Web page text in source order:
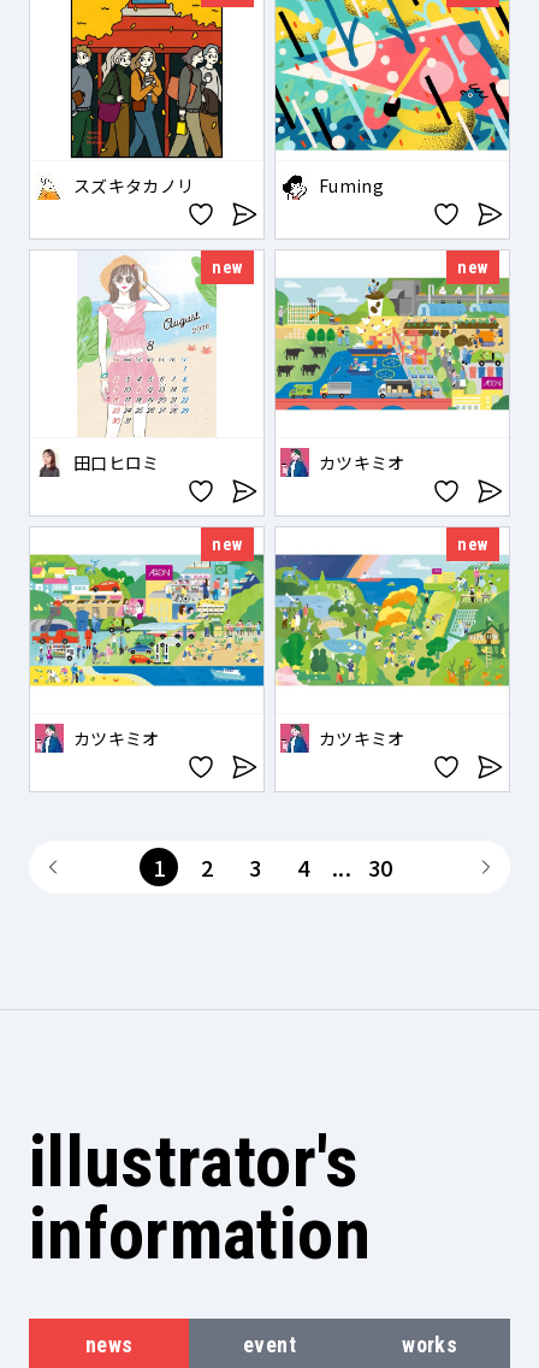
スズキタカノリ Fuming
new
田口ヒロミ
new
カツキミオ
new
カツキミオ
new
カツキミオ
1 2 3 4 ... 30
illustrator's
information
news event works